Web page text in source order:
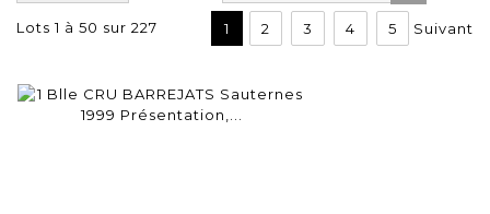
Lots 1 à 50 sur 227 1 2 3 4 5 Suivant